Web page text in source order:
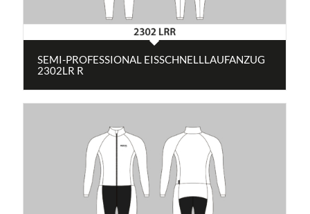
SEMI-PROFESSIONAL EISSCHNELLLAUFANZUG
2302LR R